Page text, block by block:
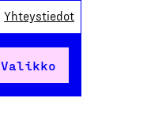
Yhteystiedot
Valikko